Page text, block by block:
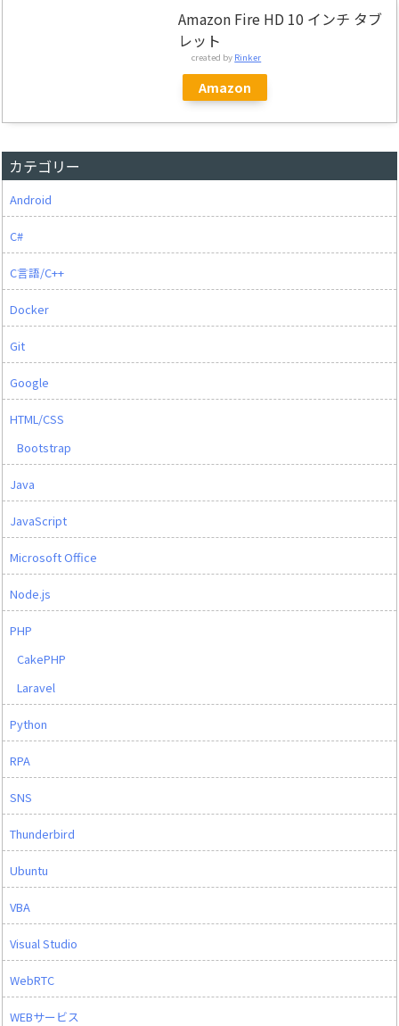
Amazon Fire HD 10 インチ タブ
レット
created by Rinker
Amazon
カテゴリー
Android
C#
C言語/C++
Docker
Git
Google
HTML/CSS
Bootstrap
Java
JavaScript
Microsoft Office
Node.js
PHP
CakePHP
Laravel
Python
RPA
SNS
Thunderbird
Ubuntu
VBA
Visual Studio
WebRTC
WEBサービス